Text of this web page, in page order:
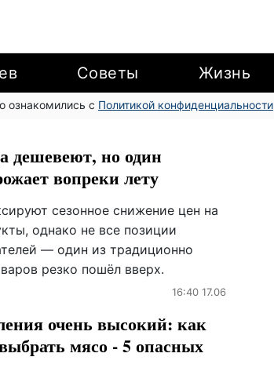
Советы Жизнь
ознакомились с Политикой конфиденциальности
дешевеют, но один
вопреки лету
сезонное снижение цен на
однако не все позиции
— один из традиционно
резко пошёл вверх.
16:40 17.06
очень высокий: как
мясо - 5 опасных